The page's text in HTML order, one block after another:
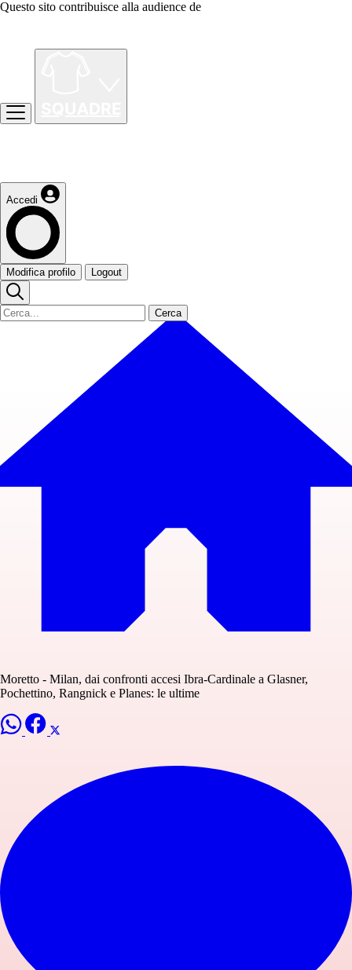
Questo sito contribuisce alla audience de
Accedi
Modifica profilo Logout
Cerca
Moretto - Milan, dai confronti accesi Ibra-Cardinale a Glasner,
Pochettino, Rangnick e Planes: le ultime